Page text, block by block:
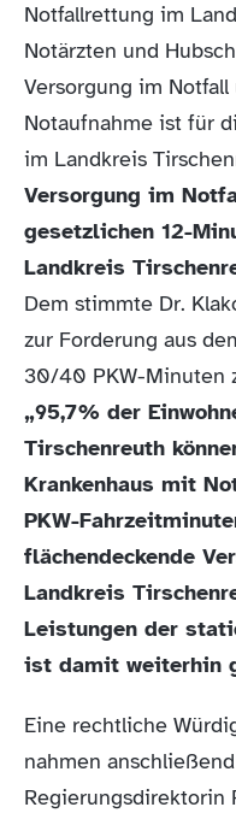
Notfallrettung im
Notärzten und
Versorgung im
Notaufnahme ist für
im Landkreis
Versorgung im
gesetzlichen 12-
Landkreis
Dem stimmte Dr.
zur Forderung aus
30/40 PKW-Minuten
„95,7% der
Tirschenreuth
Krankenhaus mit
PKW-
flächendeckende
Landkreis
Leistungen der
ist damit weiterhin
Eine rechtliche
nahmen
Regierungsdirektorin